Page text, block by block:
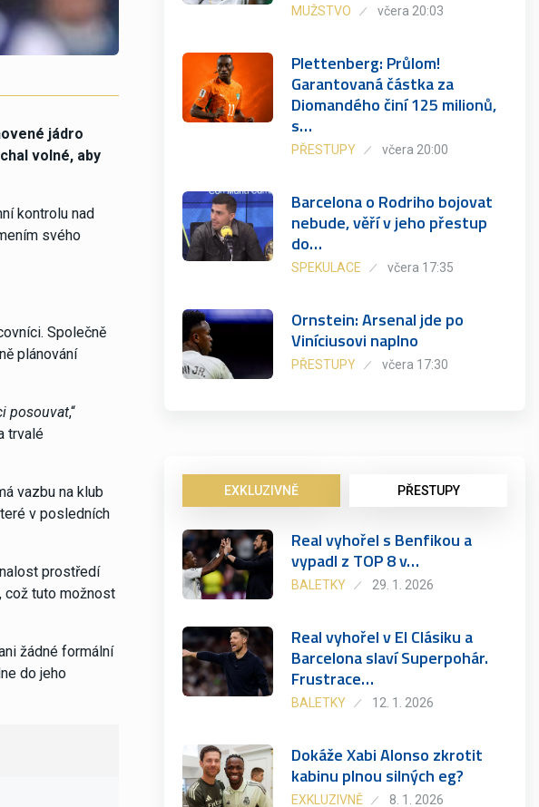
jádro
volné, aby
kontrolu nad
svého
Společně
plánování
posouvat,“
trvalé
vazbu na klub
v posledních
prostředí
což tuto možnost
žádné formální
do jeho
MUŽSTVO včera 20:03
Plettenberg: Průlom!
Garantovaná částka za
Diomandého činí 125 milionů,
s…
PŘESTUPY včera 20:00
Barcelona o Rodriho bojovat
nebude, věří v jeho přestup
do…
SPEKULACE včera 17:35
Ornstein: Arsenal jde po
Viníciusovi naplno
PŘESTUPY včera 17:30
EXKLUZIVNĚ PŘESTUPY
Real vyhořel s Benfikou a
vypadl z TOP 8 v…
BALETKY 29. 1. 2026
Real vyhořel v El Clásiku a
Barcelona slaví Superpohár.
Frustrace…
BALETKY 12. 1. 2026
Dokáže Xabi Alonso zkrotit
kabinu plnou silných eg?
EXKLUZIVNĚ 8. 1. 2026